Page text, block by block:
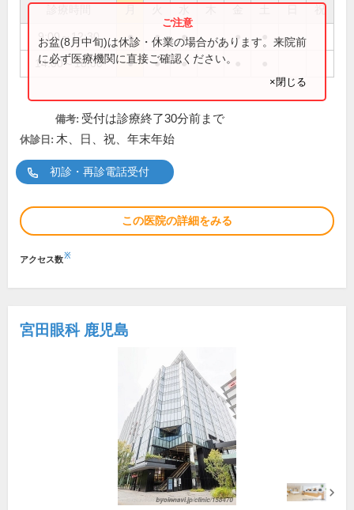
祝
9:00～12:30 ● ● ● ●
14:00～18:00 ● ● ●
お盆(8月中旬)は休診・休業の場合があります。来院前
に必ず医療機関に直接ご確認ください。
×閉じる
備考: 受付は診療終了30分前まで
休診日: 木、日、祝、年末年始
初診・再診電話受付
この医院の詳細をみる
アクセス数※
宮田眼科 鹿児島